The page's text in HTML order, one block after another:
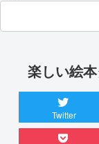
楽しい絵
Twitter